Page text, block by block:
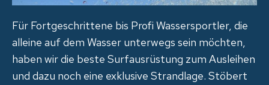
Für Fortgeschrittene bis Profi Wassersportler, die
alleine auf dem Wasser unterwegs sein möchten,
haben wir die beste Surfausrüstung zum Ausleihen
und dazu noch eine exklusive Strandlage. Stöbert